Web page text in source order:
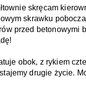
skręcam
skrawku
przed betonowymi
obok, z rykiem
drugie życie.